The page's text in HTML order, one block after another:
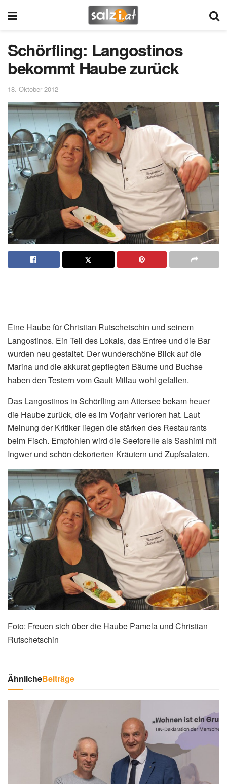
Schörfling: Langostinos
bekommt Haube zurück
18. Oktober 2012
Eine Haube für Christian Rutschetschin und seinem
Langostinos. Ein Teil des Lokals, das Entree und die Bar
wurden neu gestaltet. Der wunderschöne Blick auf die
Marina und die akkurat gepflegten Bäume und Buchse
haben den Testern vom Gault Millau wohl gefallen.
Das Langostinos in Schörfling am Attersee bekam heuer
die Haube zurück, die es im Vorjahr verloren hat. Laut
Meinung der Kritiker liegen die stärken des Restaurants
beim Fisch. Empfohlen wird die Seeforelle als Sashimi mit
Ingwer und schön dekorierten Kräutern und Zupfsalaten.
Foto: Freuen sich über die Haube Pamela und Christian
Rutschetschin
ÄhnlicheBeiträge